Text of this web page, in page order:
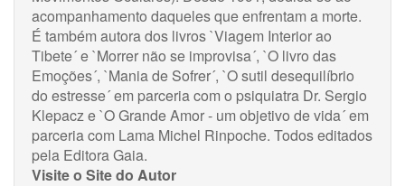
acompanhamento daqueles que enfrentam a morte.
É também autora dos livros `Viagem Interior ao
Tibete´ e `Morrer não se improvisa´, `O livro das
Emoções´, `Mania de Sofrer´, `O sutil desequilíbrio
do estresse´ em parceria com o psiquiatra Dr. Sergio
Klepacz e `O Grande Amor - um objetivo de vida´ em
parceria com Lama Michel Rinpoche. Todos editados
pela Editora Gaia.
Visite o Site do Autor